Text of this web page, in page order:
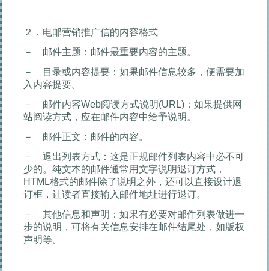
２．电邮营销推广信的内容格式
－ 邮件主题：邮件最重要内容的主题。
－ 目录或内容提要：如果邮件信息较多，便需要加
入内容提要。
－ 邮件内容Web阅读方式说明(URL)：如果提供网
站阅读方式，应在邮件内容中给予说明。
－ 邮件正文：邮件的内容。
－ 退出列表方式：这是正规邮件列表内容中必不可
少的。纯文本的邮件通常用文字说明退订方式，
HTML格式的邮件除了说明之外，还可以直接设计退
订框，让读者直接输入邮件地址进行退订。
－ 其他信息和声明：如果有必要对邮件列表做进一
步的说明，可将有关信息安排在邮件结尾处，如版权
声明等。